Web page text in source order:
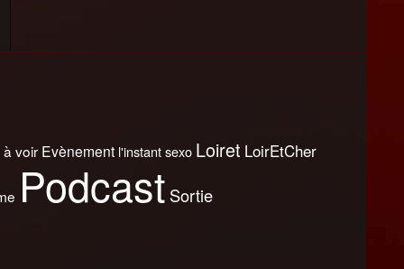
voir Evènement l'instant sexo Loiret LoirEtCher
Podcast Sortie